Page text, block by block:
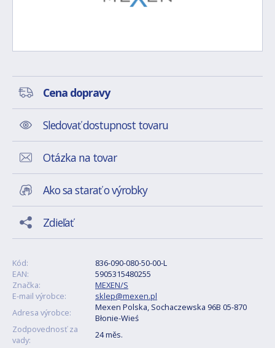
Cena dopravy
Sledovať dostupnost tovaru
Otázka na tovar
Ako sa starať o výrobky
Zdieľať
Kód:
836-090-080-50-00-L
EAN:
5905315480255
Značka:
MEXEN/S
E-mail výrobce:
sklep@mexen.pl
Adresa výrobce:
Mexen Polska, Sochaczewska 96B 05-870
Błonie-Wieś
Zodpovednosť za
vady:
24 měs.